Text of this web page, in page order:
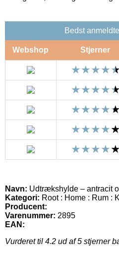
Bedst
Webshop Stjerner
Navn: Udtrækshylde – antracit
Kategori: Root : Home : Rum :
Producent:
Varenummer: 2895
EAN:
Vurderet til 4.2 ud af 5 stjerner